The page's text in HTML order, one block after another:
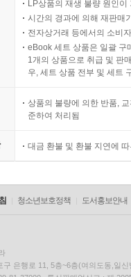
LP상품의 재생 불량 원인
시간의 경과에 의해 재판매
전자상거래 등에서의 소비
eBook 세트 상품은 일괄 구
1개의 상품으로 취급 및 판
우, 세트 상품 전부 및 세트
상품의 불량에 의한 반품,
준하여 처리됨
대금 환불 및 환불 지연에
청소년보호정책 도서홍보안내
구 은행로 11, 5층~6층(여의도동,일신